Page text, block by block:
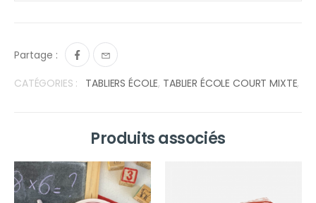
Partage :
CATÉGORIES : TABLIERS ÉCOLE, TABLIER ÉCOLE COURT MIXTE,
Produits associés